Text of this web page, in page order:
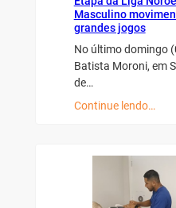
Masculino
grandes jogos
No último domingo
Batista Moroni, em
de…
Continue lendo…